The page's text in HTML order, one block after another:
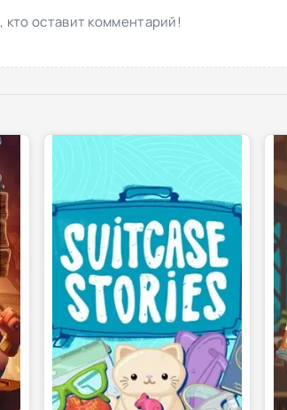
оставит комментарий!